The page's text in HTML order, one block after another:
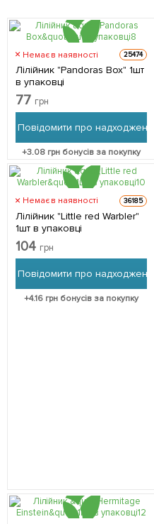
Немає в наявності 25474
Лілійник "Pandoras Box" 1шт
в упаковці
77 грн
Повідомити про надходження
+3.08 грн бонусів за покупку
Немає в наявності 36185
Лілійник "Little red Warbler"
1шт в упаковці
104 грн
Повідомити про надходження
+4.16 грн бонусів за покупку